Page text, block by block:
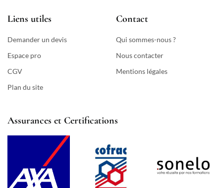
Liens utiles
Demander un devis
Espace pro
CGV
Plan du site
Contact
Qui sommes-nous ?
Nous contacter
Mentions légales
Assurances et Certifications